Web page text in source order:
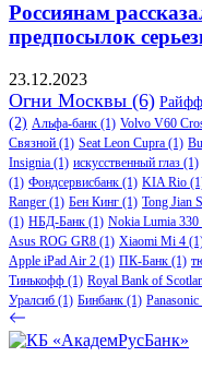
Россиянам
предпосылок
23.12.2023
Огни Москвы (6)
(2) Альфа-банк (1) Volvo V60
Связной (1) Seat Leon Cupra (1)
Insignia (1) искусственный глаз (1)
(1) Фондсервисбанк (1) KIA Rio
Ranger (1) Бен Кинг (1) Tong Jian
(1) НБД-Банк (1) Nokia Lumia 330
Asus ROG GR8 (1) Xiaomi Mi 4
Apple iPad Air 2 (1) ПК-Банк (1)
Тинькофф (1) Royal Bank of
Уралсиб (1) Бинбанк (1)